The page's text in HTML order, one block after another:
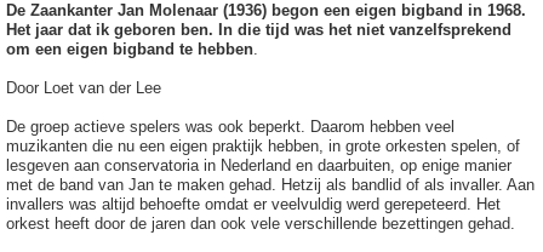
De Zaankanter Jan Molenaar (1936) begon een eigen bigband in 1968.
Het jaar dat ik geboren ben. In die tijd was het niet vanzelfsprekend
om een eigen bigband te hebben
Door Loet van der Lee
De groep actieve spelers was ook beperkt. Daarom hebben veel
muzikanten die nu een eigen praktijk hebben, in grote orkesten spelen, of
lesgeven aan conservatoria in Nederland en daarbuiten, op enige manier
met de band van Jan te maken gehad. Hetzij als bandlid of als invaller. Aan
invallers was altijd behoefte omdat er veelvuldig werd gerepeteerd. Het
orkest heeft door de jaren dan ook vele verschillende bezettingen gehad.